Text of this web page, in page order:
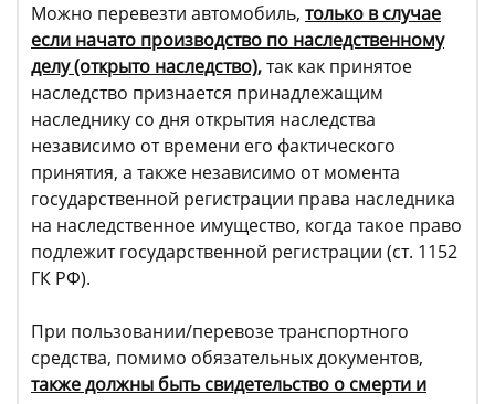
Можно перевезти автомобиль, только в случае
если начато производство по наследственному
делу (открыто наследство),так как принятое
наследство признается принадлежащим
наследнику со дня открытия наследства
независимо от времени его фактического
принятия, а также независимо от момента
государственной регистрации права наследника
на наследственное имущество, когда такое право
подлежит государственной регистрации (ст. 1152
ГК РФ).
При пользовании/перевозе транспортного
средства, помимо обязательных документов,
также должны быть свидетельство о смерти и